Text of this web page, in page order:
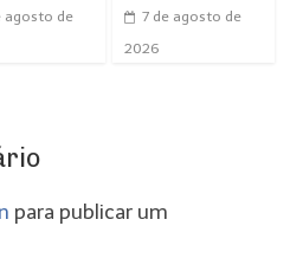
agosto de
7 de agosto de
2026
para publicar um